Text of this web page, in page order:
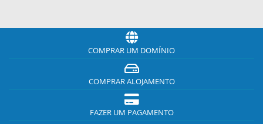
COMPRAR UM DOMÍNIO
COMPRAR ALOJAMENTO
FAZER UM PAGAMENTO